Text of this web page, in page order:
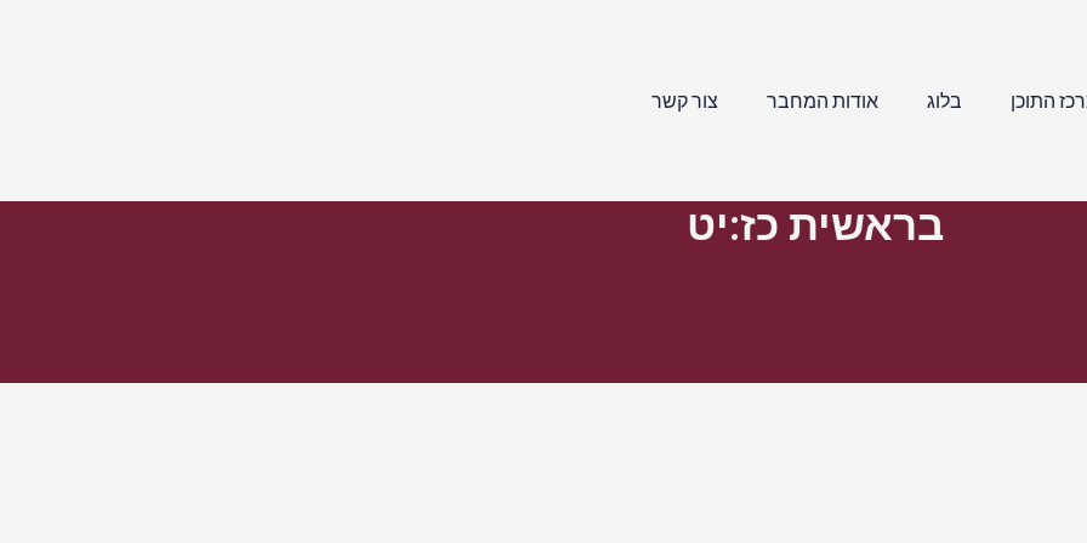
התוכן בלוג אודות המחבר צור קשר
בראשית כז:יט